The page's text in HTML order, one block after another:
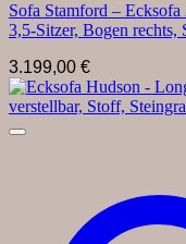
Sofa Stamford –
3,5-Sitzer, Bogen rechts,
3.199,00 €